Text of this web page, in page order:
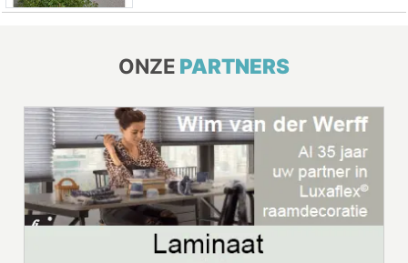
ONZE PARTNERS